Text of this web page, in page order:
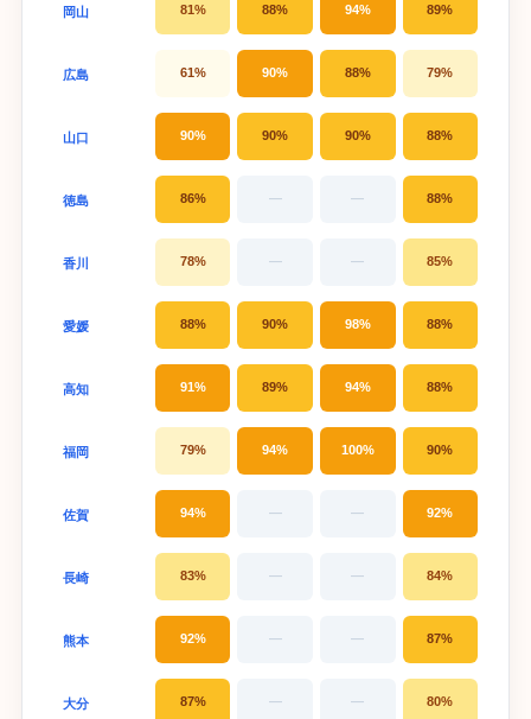
岡山 81% 88% 94% 89%
広島 61% 90% 88% 79%
山口 90% 90% 90% 88%
徳島 86% — — 88%
香川 78% — — 85%
愛媛 88% 90% 98% 88%
高知 91% 89% 94% 88%
福岡 79% 94% 100% 90%
佐賀 94% — — 92%
長崎 83% — — 84%
熊本 92% — — 87%
大分 87% — — 80%